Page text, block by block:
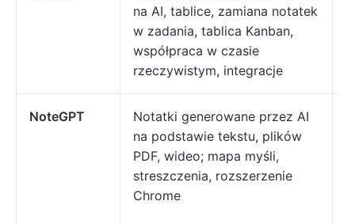
na AI, tablice, zamiana notatek
w zadania, tablica Kanban,
współpraca w czasie
rzeczywistym, integracje
NoteGPT
Notatki generowane przez AI
na podstawie tekstu, plików
PDF, wideo; mapa myśli,
streszczenia, rozszerzenie
Chrome